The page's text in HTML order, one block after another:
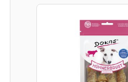
Produktgalerie überspringen